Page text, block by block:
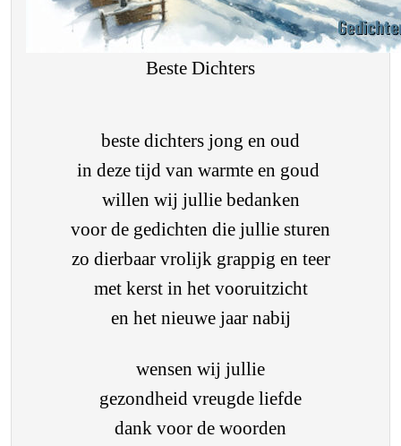
Beste Dichters
beste dichters jong en oud
in deze tijd van warmte en goud
willen wij jullie bedanken
voor de gedichten die jullie sturen
zo dierbaar vrolijk grappig en teer
met kerst in het vooruitzicht
en het nieuwe jaar nabij
wensen wij jullie
gezondheid vreugde liefde
dank voor de woorden